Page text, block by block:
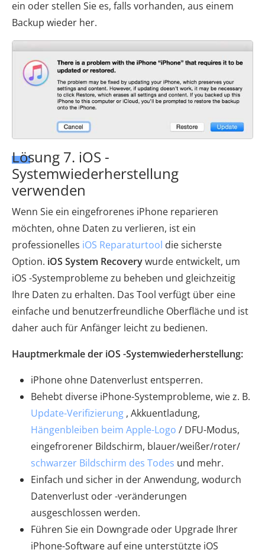
ein oder stellen Sie es, falls vorhanden, aus einem
Backup wieder her.
Lösung 7. iOS -
Systemwiederherstellung
verwenden
Wenn Sie ein eingefrorenes iPhone reparieren
möchten, ohne Daten zu verlieren, ist ein
professionelles iOS Reparaturtool die sicherste
Option. iOS System Recoverywurde entwickelt, um
iOS -Systemprobleme zu beheben und gleichzeitig
Ihre Daten zu erhalten. Das Tool verfügt über eine
einfache und benutzerfreundliche Oberfläche und ist
daher auch für Anfänger leicht zu bedienen.
Hauptmerkmale der iOS -Systemwiederherstellung:
iPhone ohne Datenverlust entsperren.
Behebt diverse iPhone-Systemprobleme, wie z. B.
Update-Verifizierung , Akkuentladung,
Hängenbleiben beim Apple-Logo / DFU-Modus,
eingefrorener Bildschirm, blauer/weißer/roter/
schwarzer Bildschirm des Todes und mehr.
Einfach und sicher in der Anwendung, wodurch
Datenverlust oder -veränderungen
ausgeschlossen werden.
Führen Sie ein Downgrade oder Upgrade Ihrer
iPhone-Software auf eine unterstützte iOS